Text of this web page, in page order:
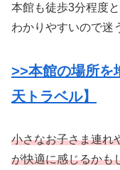
本館も徒歩3分程度
わかりやすいので迷
>>本館の場所を
天トラベル】
小さなお子さま連れ
が快適に感じるかも